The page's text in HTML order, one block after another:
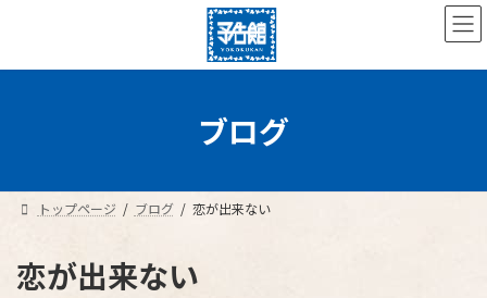
ン
ー
ブログ
トップページ ブログ 恋が出来ない
恋が出来ない